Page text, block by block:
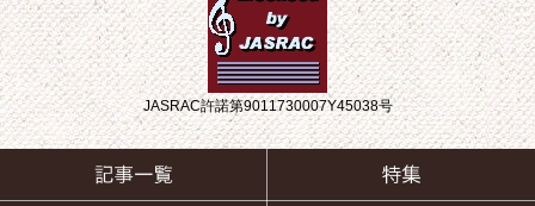
JASRAC許諾第9011730007Y45038号